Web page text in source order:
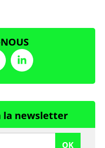
la newsletter
OK